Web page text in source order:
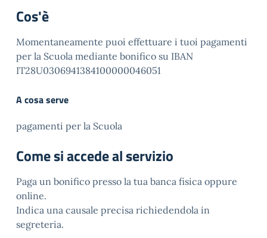
Cos'è
Momentaneamente puoi effettuare i tuoi pagamenti
per la Scuola mediante bonifico su IBAN
IT28U0306941384100000046051
A cosa serve
pagamenti per la Scuola
Come si accede al servizio
Paga un bonifico presso la tua banca fisica oppure
online.
Indica una causale precisa richiedendola in
segreteria.